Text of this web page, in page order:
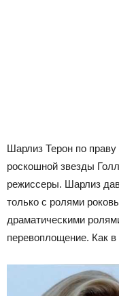
Шарлиз Терон по праву
роскошной звезды
режиссеры. Шарлиз
только с ролями
драматическими
перевоплощение. Как